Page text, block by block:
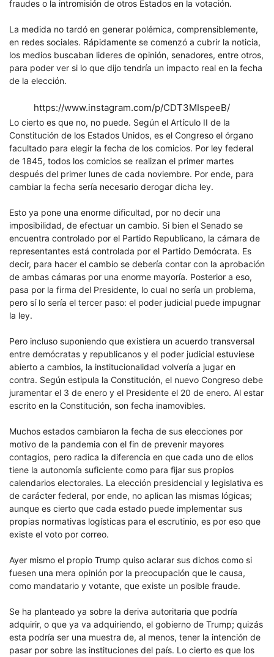
fraudes o la intromisión de otros Estados en la votación.
La medida no tardó en generar polémica, comprensiblemente,
en redes sociales. Rápidamente se comenzó a cubrir la noticia,
los medios buscaban lideres de opinión, senadores, entre otros,
para poder ver si lo que dijo tendría un impacto real en la fecha
de la elección.
https://www.instagram.com/p/CDT3MIspeeB/
Lo cierto es que no, no puede. Según el Artículo II de la
Constitución de los Estados Unidos, es el Congreso el órgano
facultado para elegir la fecha de los comicios. Por ley federal
de 1845, todos los comicios se realizan el primer martes
después del primer lunes de cada noviembre. Por ende, para
cambiar la fecha sería necesario derogar dicha ley.
Esto ya pone una enorme dificultad, por no decir una
imposibilidad, de efectuar un cambio. Si bien el Senado se
encuentra controlado por el Partido Republicano, la cámara de
representantes está controlada por el Partido Demócrata. Es
decir, para hacer el cambio se debería contar con la aprobación
de ambas cámaras por una enorme mayoría. Posterior a eso,
pasa por la firma del Presidente, lo cual no sería un problema,
pero sí lo sería el tercer paso: el poder judicial puede impugnar
la ley.
Pero incluso suponiendo que existiera un acuerdo transversal
entre demócratas y republicanos y el poder judicial estuviese
abierto a cambios, la institucionalidad volvería a jugar en
contra. Según estipula la Constitución, el nuevo Congreso debe
juramentar el 3 de enero y el Presidente el 20 de enero. Al estar
escrito en la Constitución, son fecha inamovibles.
Muchos estados cambiaron la fecha de sus elecciones por
motivo de la pandemia con el fin de prevenir mayores
contagios, pero radica la diferencia en que cada uno de ellos
tiene la autonomía suficiente como para fijar sus propios
calendarios electorales. La elección presidencial y legislativa es
de carácter federal, por ende, no aplican las mismas lógicas;
aunque es cierto que cada estado puede implementar sus
propias normativas logísticas para el escrutinio, es por eso que
existe el voto por correo.
Ayer mismo el propio Trump quiso aclarar sus dichos como si
fuesen una mera opinión por la preocupación que le causa,
como mandatario y votante, que existe un posible fraude.
Se ha planteado ya sobre la deriva autoritaria que podría
adquirir, o que ya va adquiriendo, el gobierno de Trump; quizás
esta podría ser una muestra de, al menos, tener la intención de
pasar por sobre las instituciones del país. Lo cierto es que los